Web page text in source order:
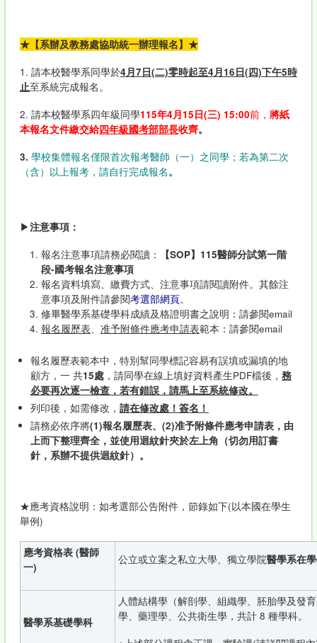
★【系辦及教務處協助統一辦理報名】 ★
1. 請本校醫學系同學於4月7日(二)零時起至4月16日(四)下午5時
止至系統完成報名。
2. 請本校醫學系四年級同學115年4月15日(三) 15:00前， 將紙
本報名文件繳交給四年級國考部部長收齊。
3. 學校集體報名僅限首次報考醫師（一）之同學；若為第二次
（含）以上報考，請自行完成報名。
▶注意事項：
報名注意事項請務必閱讀： 【SOP】 115醫師分試第一階
段-國考報名注意事項
報名資料填寫、繳費方式、注意事項請閱讀附件。其餘注
意事項及附件請參閱考選部網頁。
修畢醫學系基礎學科成績及格證明書之說明：請參閱email
報名履歷表、 准予附條件應考申請表範本：請參閱email
報名履歷表範本中，特別幫同學標記容易有誤填或漏填的地
顧方，一 共15處，請同學在線上填好資料產生PDF檔後， 務
必要再次逐一檢查，若有錯誤，請馬上至系統修改。
列印後，如需修改， 請在修改處！簽名！
請務必依序將(1)報名履歷表、(2)准予附條件應考申請表，由
上而下整理齊全，並使用迴紋針夾於左上角（切勿用訂書
針，系辦不提供迴紋針） 。
★應考資格說明：如考選部公告附件，節錄如下(以本國在學生
舉例)
應考資格表 (醫師
一)
公立或立案之私立大學、獨立學院醫學系在
醫學系基礎學科
人體結構學（解剖學、組織學、胚胎學及發
學、藥理學、公共衛生學，共計 8 種學科。